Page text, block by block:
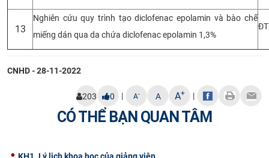
13
Nghiên cứu quy trình tạo diclofenac epolamin và bào chế
miếng dán qua da chứa diclofenac epolamin 1,3%
CNHD - 28-11-2022
203 0 | A- A A+ |
CÓ THỂ BẠN QUAN TÂM
KH1. Lý lịch khoa học của giảng viên